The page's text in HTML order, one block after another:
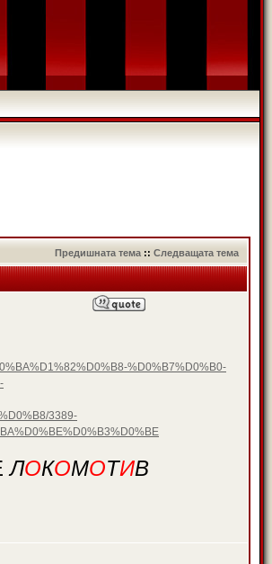
Предишната тема :: Следващата тема
%D0%B7%D0%B0-
3389-
ЛОКОМОТИВ